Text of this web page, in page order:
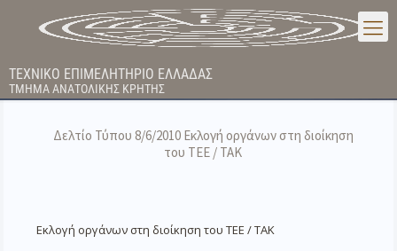
ΤΕΧΝΙΚΟ ΕΠΙΜΕΛΗΤΗΡΙΟ ΕΛΛΑΔΑΣ
ΤΜΗΜΑ ΑΝΑΤΟΛΙΚΗΣ ΚΡΗΤΗΣ
Δελτίο Τύπου 8/6/2010 Εκλογή οργάνων στη διοίκηση
του ΤΕΕ / ΤΑΚ
Εκλογή οργάνων στη διοίκηση του ΤΕΕ / ΤΑΚ